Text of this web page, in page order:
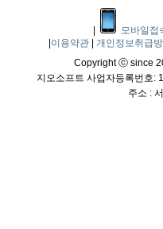
모바일접
이용약관
개인정보취급
Copyright ⓒ since
지오소프트 사업자등록번호:
주소 :